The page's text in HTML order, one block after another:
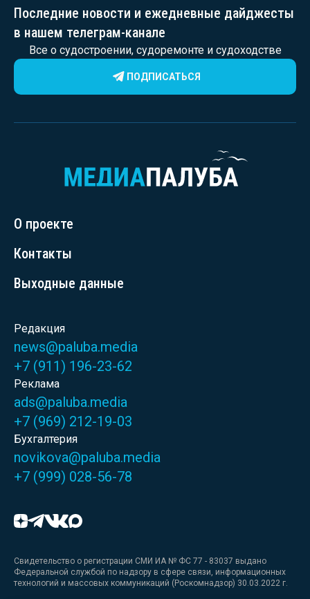
Последние новости и ежедневные дайджесты
в нашем телеграм-канале
Все о судостроении, судоремонте и судоходстве
ПОДПИСАТЬСЯ
О проекте
Контакты
Выходные данные
Редакция
news@paluba.media
+7 (911) 196-23-62
Реклама
ads@paluba.media
+7 (969) 212-19-03
Бухгалтерия
novikova@paluba.media
+7 (999) 028-56-78
Свидетельство о регистрации СМИ ИА № ФС 77 - 83037 выдано
Федеральной службой по надзору в сфере связи, информационных
технологий и массовых коммуникаций (Роскомнадзор) 30.03.2022 г.